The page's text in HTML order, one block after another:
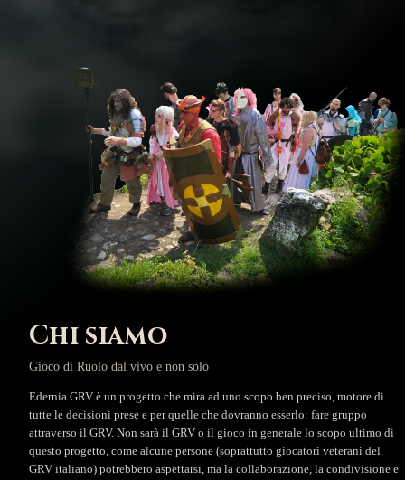
Chi siamo
Gioco di Ruolo dal vivo e non solo
Edernia GRV è un progetto che mira ad uno scopo ben preciso, motore di
tutte le decisioni prese e per quelle che dovranno esserlo: fare gruppo
attraverso il GRV. Non sarà il GRV o il gioco in generale lo scopo ultimo di
questo progetto, come alcune persone (soprattutto giocatori veterani del
GRV italiano) potrebbero aspettarsi, ma la collaborazione, la condivisione e